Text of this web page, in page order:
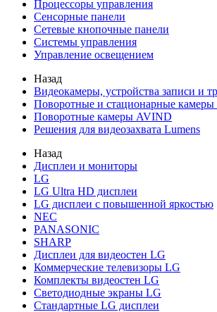
Процессоры управления
Сенсорные панели
Сетевые кнопочные панели
Системы управления
Управление освещением
Назад
Видеокамеры, устройства записи и
Поворотные и стационарные камеры
Поворотные камеры AVIND
Решения для видеозахвата Lumens
Назад
Дисплеи и мониторы
LG
LG Ultra HD дисплеи
LG дисплеи с повышенной яркостью
NEC
PANASONIC
SHARP
Дисплеи для видеостен LG
Коммерческие телевизоры LG
Комплекты видеостен LG
Светодиодные экраны LG
Стандартные LG дисплеи